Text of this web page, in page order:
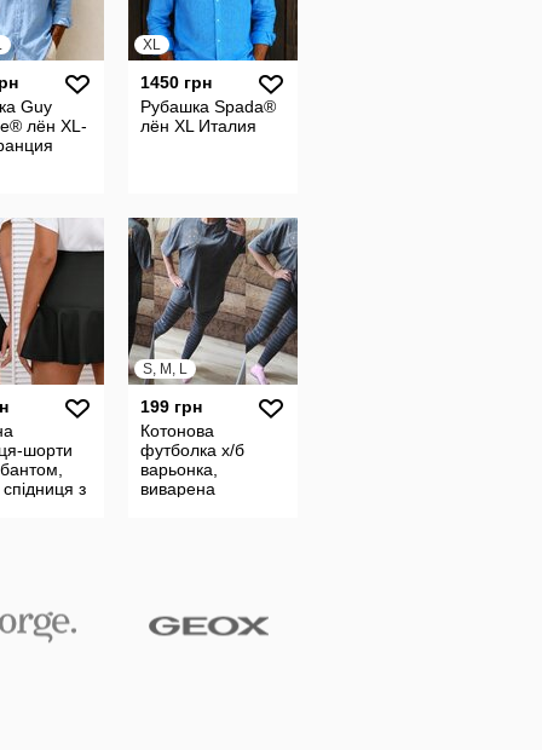
Guy
лён XL-
XL
1450 грн
Рубашка Spada®
лён XL Италия
шорти
з
S, M, L
199 грн
Котонова
футболка х/б
варьонка,
виварена